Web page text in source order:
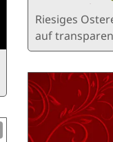
Riesiges
auf